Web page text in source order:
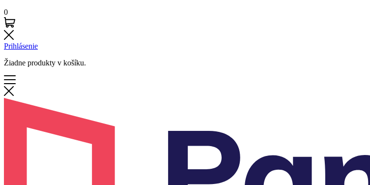
0
Prihlásenie
Žiadne produkty v košíku.